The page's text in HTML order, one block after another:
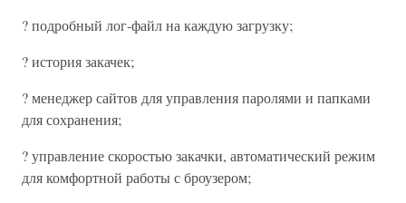
? подробный лог-файл на каждую загрузку;
? история закачек;
? менеджер сайтов для управления паролями и папками
для сохранения;
? управление скоростью закачки, автоматический режим
для комфортной работы с броузером;